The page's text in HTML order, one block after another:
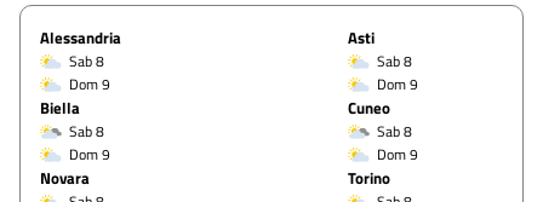
Alessandria
Sab 8
Dom 9
Asti
Sab 8
Dom 9
Biella
Sab 8
Dom 9
Cuneo
Sab 8
Dom 9
Novara Torino